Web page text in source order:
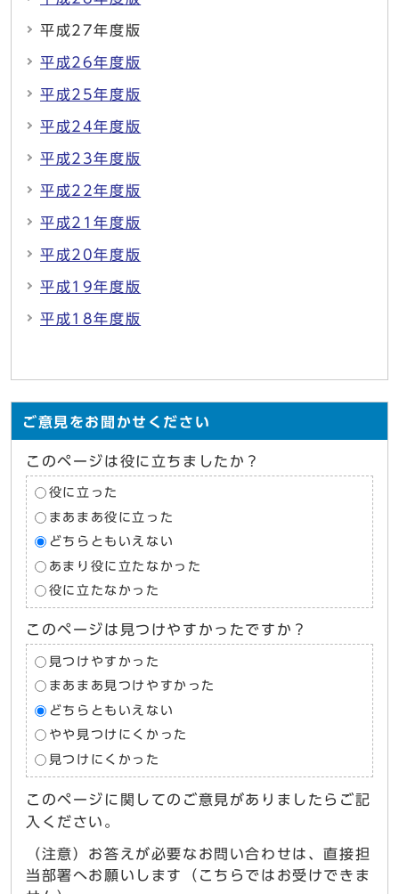
平成27年度版
平成26年度版
平成25年度版
平成24年度版
平成23年度版
平成22年度版
平成21年度版
平成20年度版
平成19年度版
平成18年度版
ご意見をお聞かせください
このページは役に立ちましたか？
役に立った
まあまあ役に立った
どちらともいえない
あまり役に立たなかった
役に立たなかった
このページは見つけやすかったですか？
見つけやすかった
まあまあ見つけやすかった
どちらともいえない
やや見つけにくかった
見つけにくかった
このページに関してのご意見がありましたらご記
入ください。
（注意）お答えが必要なお問い合わせは、直接担
当部署へお願いします（こちらではお受けできま